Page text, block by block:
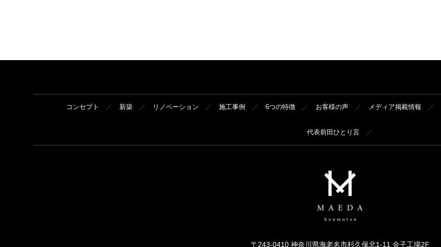
コンセプト 新築 リノベーション 施工事例 6つの特徴 お客様の声 メディア掲載情報
代表前田ひとり言
〒243-0410 神奈川県海老名市杉久保北1-11 金子工場2F